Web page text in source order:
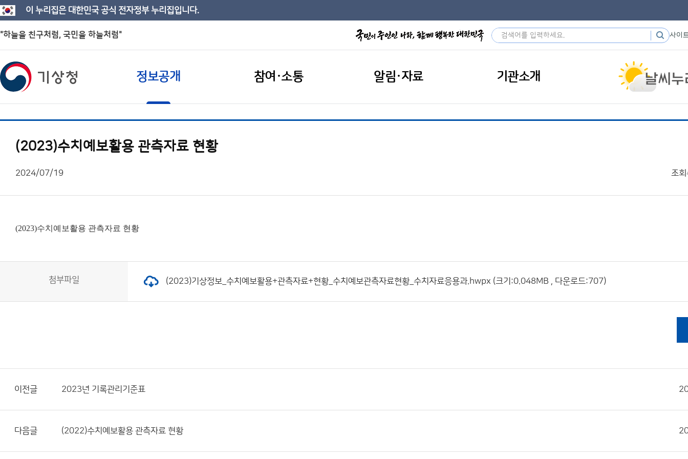
이 누리집은 대한민국 공식 전자정부 누리집입니다.
"하늘을 친구처럼, 국민을 하늘처럼" 사이
정보공개 참여·소통 알림·자료 기관소개
(2023)수치예보활용 관측자료 현황
2024/07/19 조회
(2023)수치예보활용 관측자료 현황
첨부파일 (2023)기상정보_수치예보활용+관측자료+현황_수치예보관측자료현황_수치자료응용과.hwpx (크기:0.048MB , 다운로드:707)
이전글 2023년 기록관리기준표
다음글 (2022)수치예보활용 관측자료 현황